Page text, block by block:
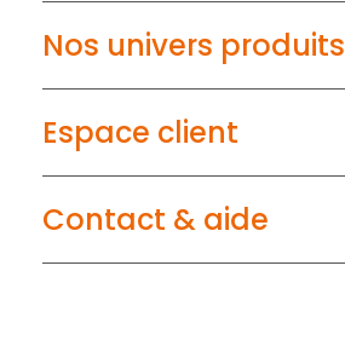
Nos univers produits
Espace client
Contact & aide